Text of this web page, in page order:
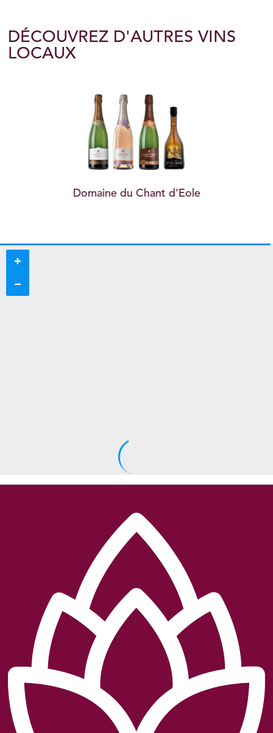
DÉCOUVREZ D'AUTRES VINS
LOCAUX
Domaine du Chant d’Eole